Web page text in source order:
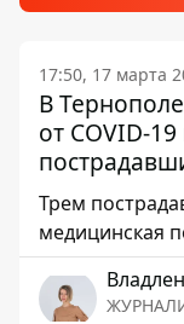
17:50, 17 марта
В
от COVID-
Трем
медицинская